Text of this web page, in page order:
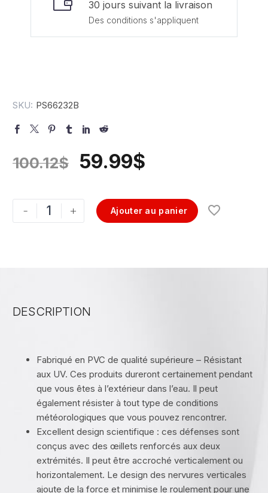
30 jours suivant la livraison
Des conditions s'appliquent
SKU: PS66232B
100.12$ 59.99$
- + Ajouter au panier
DESCRIPTION
Fabriqué en PVC de qualité supérieure – Résistant
aux UV. Ces produits dureront certainement pendant
que vous êtes à l’extérieur dans l’eau. Il peut
également résister à tout type de conditions
météorologiques que vous pouvez rencontrer.
Excellent design scientifique : ces défenses sont
conçus avec des œillets renforcés aux deux
extrémités. Il peut être accroché verticalement ou
horizontalement. Le design des nervures verticales
ajoute de la force et minimise le roulement pour une